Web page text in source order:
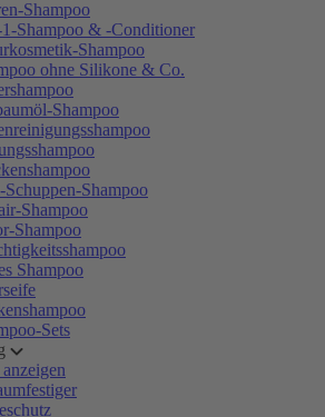
Shampoo
Shampoo & -Conditioner
Shampoo
ohne Silikone & Co.
Shampoo
Shampoo
Shampoo
Shampoo
Shampoo
Sets